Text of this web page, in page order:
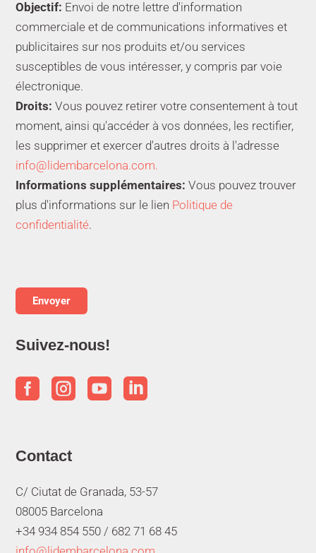
Objectif: Envoi de notre lettre d'information
commerciale et de communications informatives et
publicitaires sur nos produits et/ou services
susceptibles de vous intéresser, y compris par voie
électronique.
Droits: Vous pouvez retirer votre consentement à tout
moment, ainsi qu'accéder à vos données, les rectifier,
les supprimer et exercer d'autres droits à l'adresse
info@lidembarcelona.com.
Informations supplémentaires: Vous pouvez trouver
plus d'informations sur le lien Politique de
confidentialité.
Suivez-nous!
   
Contact
C/ Ciutat de Granada, 53-57
08005 Barcelona
+34 934 854 550 / 682 71 68 45